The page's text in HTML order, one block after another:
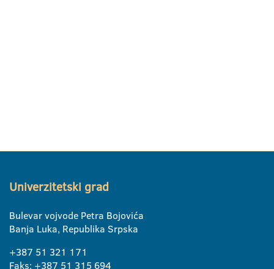
Univerzitetski grad
Bulevar vojvode Petra Bojovića
Banja Luka, Republika Srpska
+387 51 321 171
Faks: +387 51 315 694